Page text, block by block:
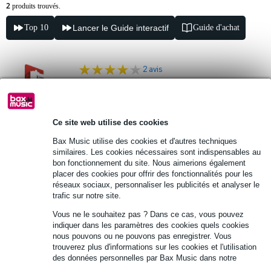
Ce site web utilise des cookies
Bax Music utilise des cookies et d'autres techniques
similaires. Les cookies nécessaires sont indispensables au
bon fonctionnement du site. Nous aimerions également
placer des cookies pour offrir des fonctionnalités pour les
réseaux sociaux, personnaliser les publicités et analyser le
trafic sur notre site.
Vous ne le souhaitez pas ? Dans ce cas, vous pouvez
indiquer dans les paramètres des cookies quels cookies
nous pouvons ou ne pouvons pas enregistrer. Vous
trouverez plus d'informations sur les cookies et l'utilisation
des données personnelles par Bax Music dans notre
2 produits trouvés.
Top 10 Lancer le Guide interactif Guide d'achat
-10% AVEC
CODE EXTRA10
2 avis
Prix public 49 € 36 €
En stock
Ajouter au panier
1 avis
IK Multimedia iLine Mobile Music Cable Kit